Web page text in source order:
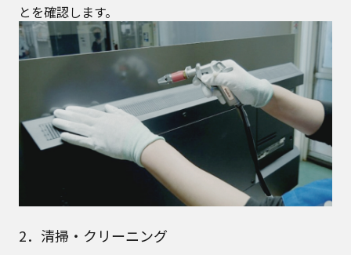
とを確認します。
2．清掃・クリーニング